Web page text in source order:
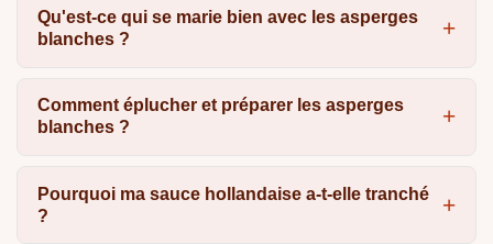
Qu'est-ce qui se marie bien avec les asperges
blanches ?
Comment éplucher et préparer les asperges
blanches ?
Pourquoi ma sauce hollandaise a-t-elle tranché
?